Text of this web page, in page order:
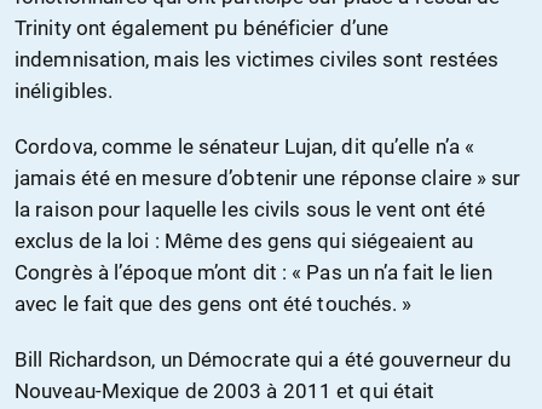
Trinity ont également pu bénéficier d’une
indemnisation, mais les victimes civiles sont restées
inéligibles.
Cordova, comme le sénateur Lujan, dit qu’elle n’a «
jamais été en mesure d’obtenir une réponse claire » sur
la raison pour laquelle les civils sous le vent ont été
exclus de la loi : Même des gens qui siégeaient au
Congrès à l’époque m’ont dit : « Pas un n’a fait le lien
avec le fait que des gens ont été touchés. »
Bill Richardson, un Démocrate qui a été gouverneur du
Nouveau-Mexique de 2003 à 2011 et qui était